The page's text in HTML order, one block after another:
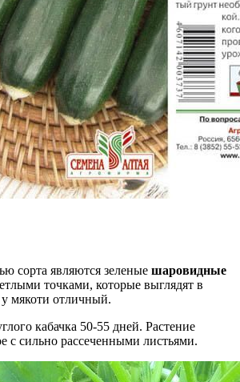
сорта являются зеленые шаровидные
точками, которые выглядят в
мякоти отличный.
кабачка 50-55 дней. Растение
с сильно рассеченными листьями.